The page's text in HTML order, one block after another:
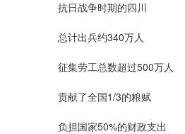
抗日战争时期的四川
总计出兵约340万人
征集劳工总数超过500万人
贡献了全国1/3的粮赋
负担国家50%的财政支出